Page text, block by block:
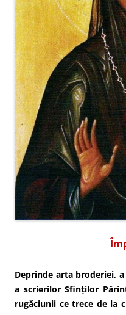
Deprinde arta broderiei,
a scrierilor Sfinților
rugăciunii ce trece de la